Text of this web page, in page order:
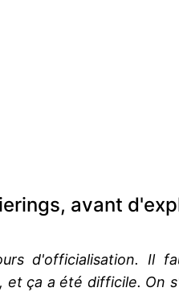
avant
d'officialisation. Il
et ça a été difficile. On